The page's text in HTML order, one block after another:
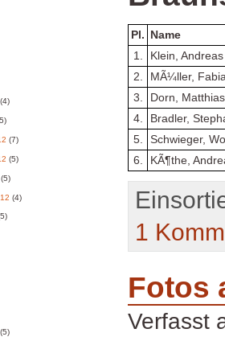
(4)
(7)
(5)
(5)
(4)
(5)
Pl. Name
1.
Klein, Andreas
2.
MÃ¼ller,
3.
Dorn, Matthias
4.
Bradler,
5.
Schwieger,
6.
KÃ¶the,
1
Fotos
Verfasst